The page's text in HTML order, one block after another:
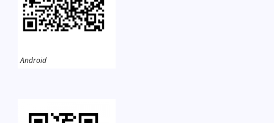
Android